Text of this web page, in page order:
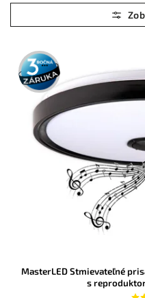
Najlacnejšie
Najdrahšie
Abecedne
3 roky
záruka
MasterLED Stmievateľné
s